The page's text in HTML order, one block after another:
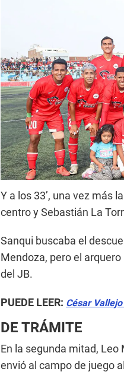
Y a los 33’, una vez más
centro y Sebastián La
Sanqui buscaba el
Mendoza, pero el
del JB.
PUEDE LEER: César
DE TRÁMITE
En la segunda mitad, Leo
envió al campo de juego